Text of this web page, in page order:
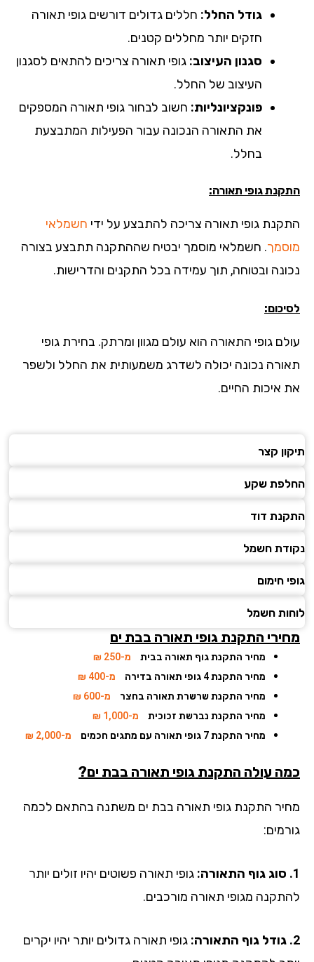
גודל החלל:חללים גדולים דורשים גופי תאורה
חזקים יותר מחללים קטנים.
סגנון העיצוב:גופי תאורה צריכים להתאים לסגנון
העיצוב של החלל.
פונקציונליות:חשוב לבחור גופי תאורה המספקים
את התאורה הנכונה עבור הפעילות המתבצעת
בחלל.
גופי תאורה:
גופי תאורה צריכה להתבצע על ידיחשמלאי
. חשמלאי מוסמך יבטיח שההתקנה תתבצע בצורה
ובטוחה, תוך עמידה בכל התקנים והדרישות.
גופי התאורה הוא עולם מגוון ומרתק. בחירת גופי
נכונה יכולה לשדרג משמעותית את החלל ולשפר
איכות החיים.
קצר
שקע
דוד
חשמל
חימום
חשמל
התקנת גופי תאורה בבת ים
מחיר התקנת גוף תאורה בבית
מ-250 ₪
מחיר התקנת 4 גופי תאורה בדירה
מ-400 ₪
מחיר התקנת שרשרת תאורה בחצר
מ-600 ₪
מחיר התקנת נברשת זכוכית
מ-1,000 ₪
מחיר התקנת 7 גופי תאורה עם מתגים חכמים
מ-2,000 ₪
עולה התקנת גופי תאורה בבת ים?
התקנת גופי תאורה בבת ים משתנה בהתאם לכמה
גופי תאורה פשוטים יהיו זולים יותר
מגופי תאורה מורכבים.
גופי תאורה גדולים יותר יהיו יקרים